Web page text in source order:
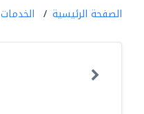
الصفحة الرئيسية الخدمات